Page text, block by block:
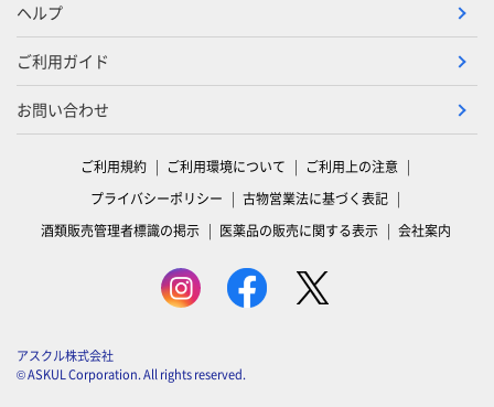
ヘルプ
ご利用ガイド
お問い合わせ
ご利用規約 ご利用環境について
ご利用上の注意
プライバシーポリシー
古物営業法に基づく表記
酒類販売管理者標識の掲示
医薬品の販売に関する表示 会社案内
アスクル株式会社
© ASKUL Corporation. All rights reserved.